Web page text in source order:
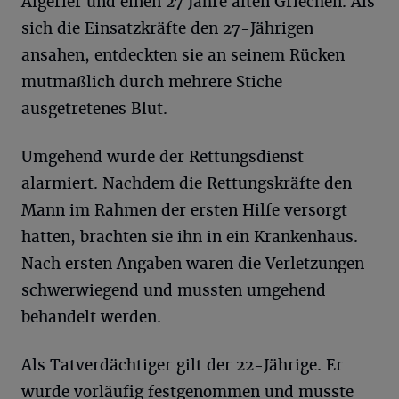
sich die Einsatzkräfte den 27-Jährigen
ansahen, entdeckten sie an seinem Rücken
mutmaßlich durch mehrere Stiche
ausgetretenes Blut.
Umgehend wurde der Rettungsdienst
alarmiert. Nachdem die Rettungskräfte den
Mann im Rahmen der ersten Hilfe versorgt
hatten, brachten sie ihn in ein Krankenhaus.
Nach ersten Angaben waren die Verletzungen
schwerwiegend und mussten umgehend
behandelt werden.
Als Tatverdächtiger gilt der 22-Jährige. Er
wurde vorläufig festgenommen und musste